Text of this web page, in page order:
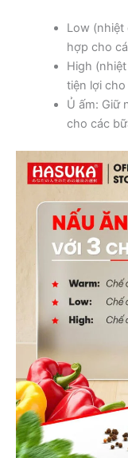
Low (nhiệt
hợp cho
High
tiện lợi
Ủ ấm: Giữ
cho các